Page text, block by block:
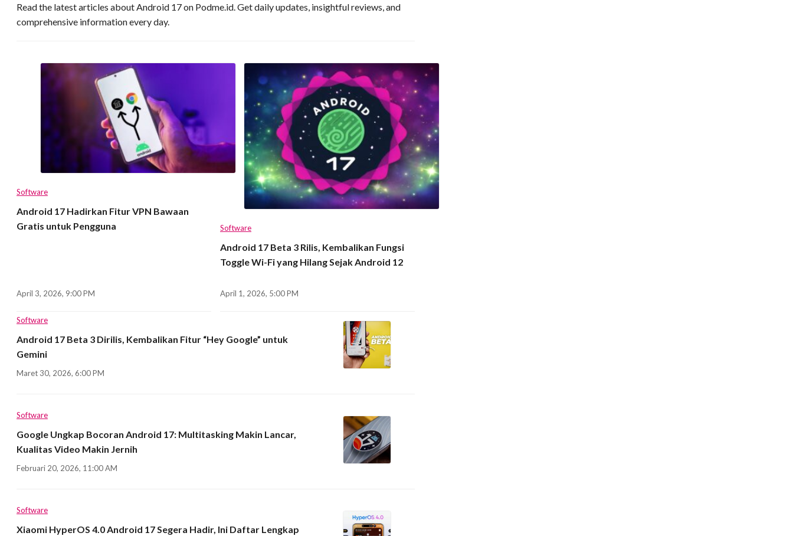
Read the latest articles about Android 17 on Podme.id. Get daily updates, insightful reviews, and
comprehensive information every day.
Software
Android 17 Hadirkan Fitur VPN Bawaan
Gratis untuk Pengguna
April 3, 2026, 9:00 PM
Software
Android 17 Beta 3 Rilis, Kembalikan Fungsi
Toggle Wi-Fi yang Hilang Sejak Android 12
April 1, 2026, 5:00 PM
Software
Android 17 Beta 3 Dirilis, Kembalikan Fitur “Hey Google” untuk
Gemini
Maret 30, 2026, 6:00 PM
Software
Google Ungkap Bocoran Android 17: Multitasking Makin Lancar,
Kualitas Video Makin Jernih
Februari 20, 2026, 11:00 AM
Software
Xiaomi HyperOS 4.0 Android 17 Segera Hadir, Ini Daftar Lengkap